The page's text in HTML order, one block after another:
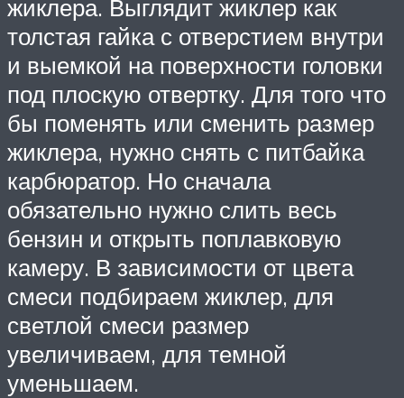
жиклера. Выглядит жиклер как
толстая гайка с отверстием внутри
и выемкой на поверхности головки
под плоскую отвертку. Для того что
бы поменять или сменить размер
жиклера, нужно снять с питбайка
карбюратор. Но сначала
обязательно нужно слить весь
бензин и открыть поплавковую
камеру. В зависимости от цвета
смеси подбираем жиклер, для
светлой смеси размер
увеличиваем, для темной
уменьшаем.